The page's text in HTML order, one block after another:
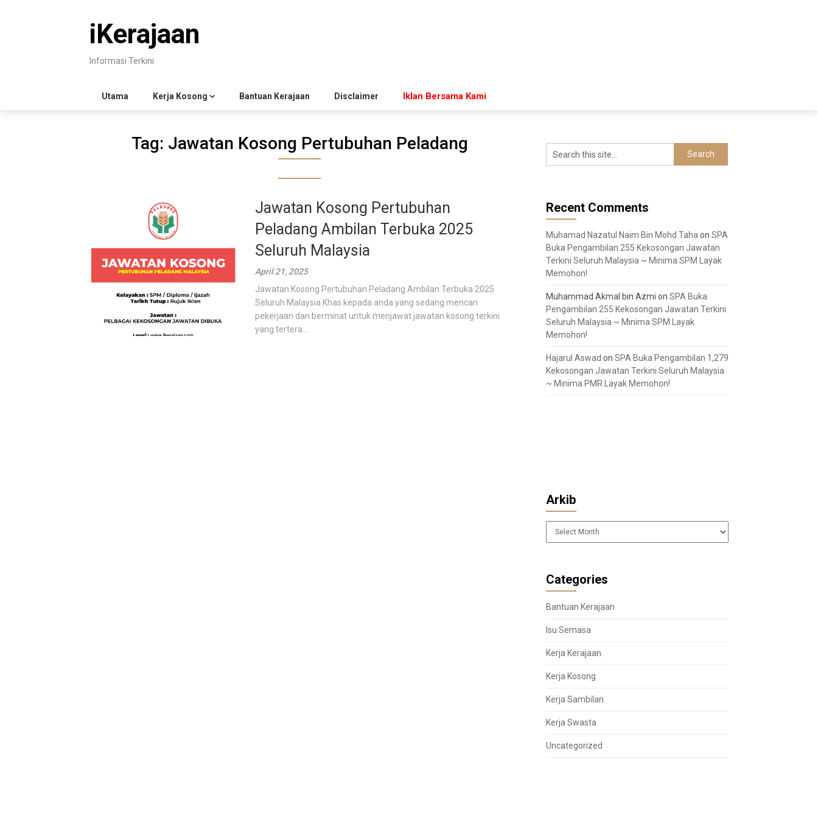
iKerajaan
Informasi Terkini
Utama Kerja Kosong Bantuan Kerajaan Disclaimer Iklan Bersama Kami
Tag: Jawatan Kosong Pertubuhan Peladang
Jawatan Kosong Pertubuhan
Peladang Ambilan Terbuka 2025
Seluruh Malaysia
April 21, 2025
Jawatan Kosong Pertubuhan Peladang Ambilan Terbuka 2025
Seluruh Malaysia Khas kepada anda yang sedang mencari
pekerjaan dan berminat untuk menjawat jawatan kosong terkini
yang tertera...
Recent Comments
Muhamad Nazatul Naim Bin Mohd Taha on SPA
Buka Pengambilan 255 Kekosongan Jawatan
Terkini Seluruh Malaysia ~ Minima SPM Layak
Memohon!
Muhammad Akmal bin Azmi on SPA Buka
Pengambilan 255 Kekosongan Jawatan Terkini
Seluruh Malaysia ~ Minima SPM Layak
Memohon!
Hajarul Aswad on SPA Buka Pengambilan 1,279
Kekosongan Jawatan Terkini Seluruh Malaysia
~ Minima PMR Layak Memohon!
Arkib
Arkib
Categories
Bantuan Kerajaan
Isu Semasa
Kerja Kerajaan
Kerja Kosong
Kerja Sambilan
Kerja Swasta
Uncategorized